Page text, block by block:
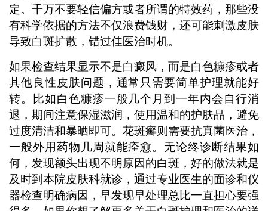
定。千万不要轻信偏方或者所谓的特效药，那些没
有科学依据的方法不仅浪费钱财，还可能刺激皮肤
导致白斑扩散，错过佳医治时机。
如果检查结果显示不是白癜风，而是白色糠疹或者
其他良性皮肤问题，通常只需要简单护理就能好
转。比如白色糠疹一般几个月到一年内会自行消
退，期间注意保湿滋润，使用温和的护肤品，避免
过度清洁和暴晒即可。花斑癣则需要抗真菌医治，
一般外用药物几周就能痊愈。无论终诊断结果如
何，发现额头出现不明原因的白斑，好的做法就是
及时到本院皮肤科就诊，通过专业医生的面诊和仪
器检查明确病因，早发现早处理总比一直担心要强